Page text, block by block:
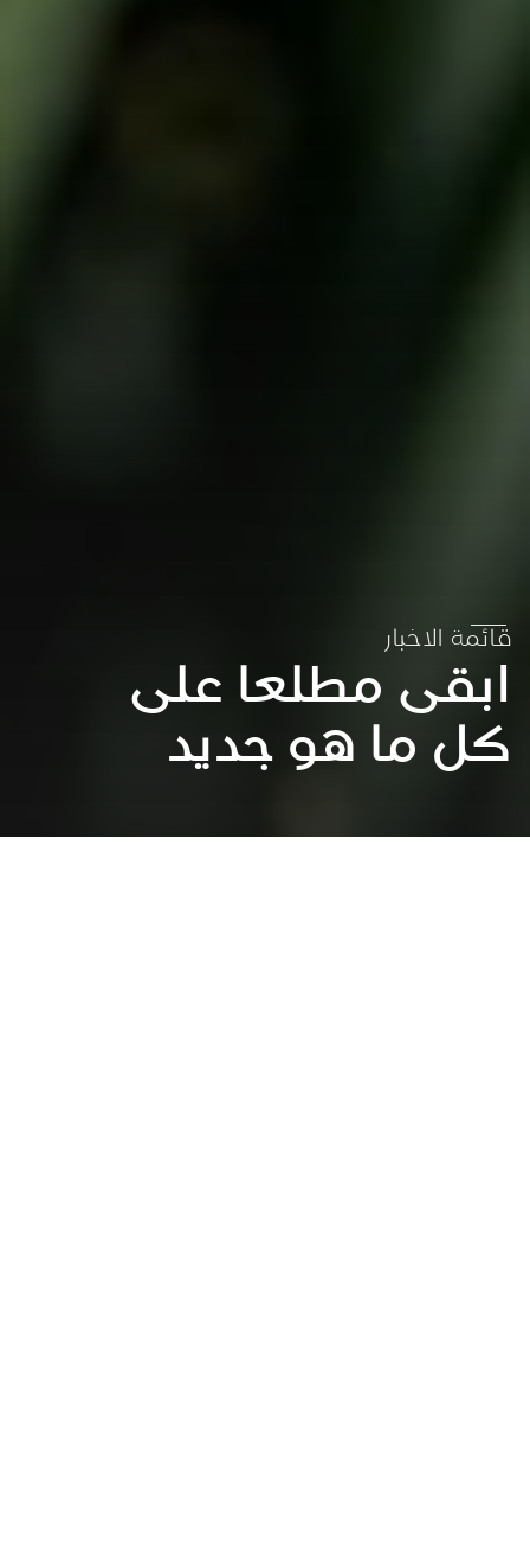
قائمة الاخبار
ابقى مطلعا على
كل ما هو جديد